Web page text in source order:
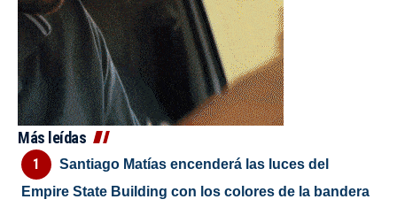
Más leídas
Santiago Matías encenderá las luces del
Empire State Building con los colores de la bandera